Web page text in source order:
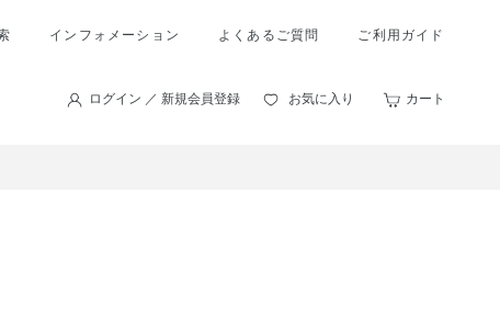
インフォメーション よくあるご質問 ご利用ガイド
ログイン ／ 新規会員登録 お気に入り カート